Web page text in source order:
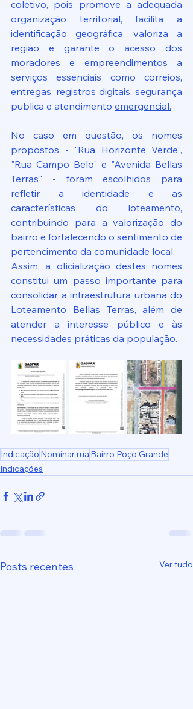
coletivo, pois promove a adequada
organização territorial, facilita a
identificação geográfica, valoriza a
região e garante o acesso dos
moradores e empreendimentos a
serviços essenciais como correios,
entregas, registros digitais, segurança
publica e atendimento emergencial.
No caso em questão, os nomes
propostos - "Rua Horizonte Verde",
"Rua Campo Belo" e "Avenida Bellas
Terras" - foram escolhidos para
refletir a identidade e as
características do loteamento,
contribuindo para a valorização do
bairro e fortalecendo o sentimento de
pertencimento da comunidade local.
Assim, a oficialização destes nomes
constitui um passo importante para
consolidar a infraestrutura urbana do
Loteamento Bellas Terras, além de
atender a interesse público e às
necessidades práticas da população.
Indicação Nominar rua Bairro Poço Grande
Indicações
Posts recentes Ver tudo